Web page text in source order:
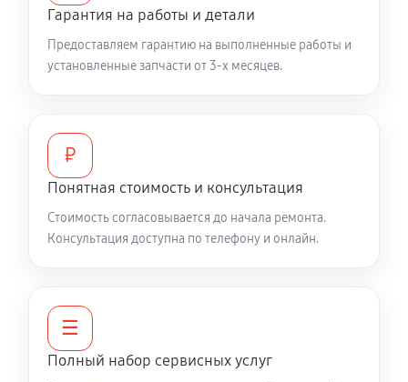
Ремонт датчика синхроимпульсов
1620 руб
Юстировка бинокля цифрового бинокля ATN HD 4-
60 минут
Гарантия на работы и детали
Предоставляем гарантию на выполненные работы и
установленные запчасти от 3-х месяцев.
₽
Понятная стоимость и консультация
Стоимость согласовывается до начала ремонта.
Консультация доступна по телефону и онлайн.
☰
Полный набор сервисных услуг